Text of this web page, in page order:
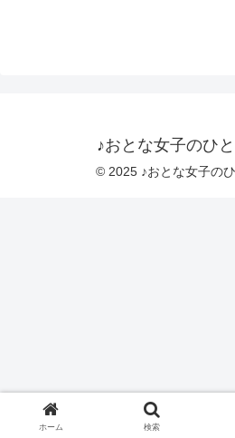
♪おとな女子のひ
© 2025 ♪おとな女子の
ホーム 検索